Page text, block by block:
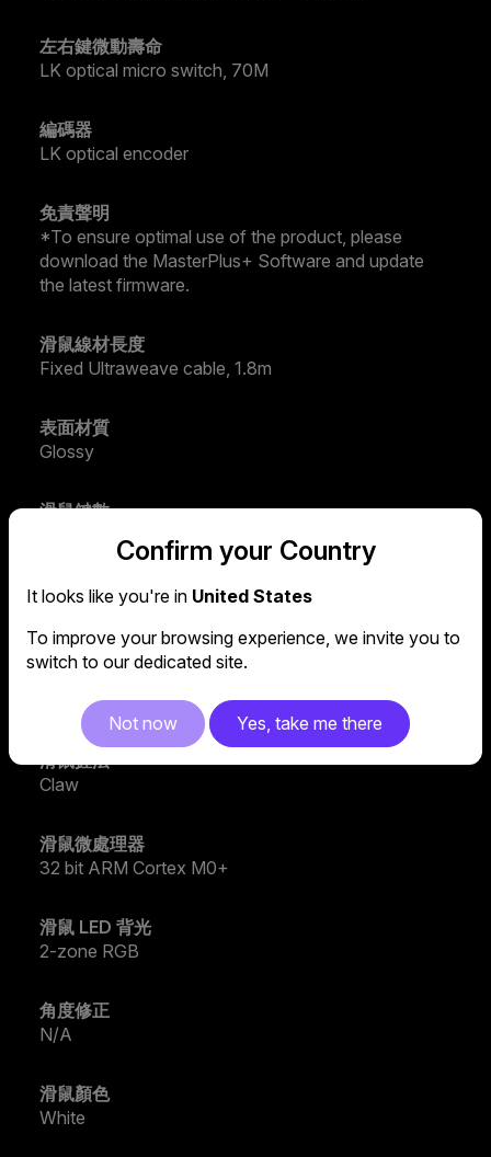
左右鍵微動壽命
LK optical micro switch, 70M
編碼器
LK optical encoder
免責聲明
*To ensure optimal use of the product, please
download the MasterPlus+ Software and update
the latest firmware.
滑鼠線材長度
Fixed Ultraweave cable, 1.8m
表面材質
Glossy
滑鼠鍵數
產品
1000Hz
滑鼠握法
Claw
滑鼠微處理器
32 bit ARM Cortex M0+
滑鼠 LED 背光
2-zone RGB
角度修正
N/A
滑鼠顏色
White
Confirm your Country
It looks like you're in United States
To improve your browsing experience, we invite you to
switch to our dedicated site.
Not now Yes, take me there